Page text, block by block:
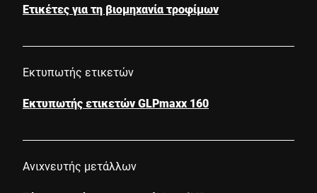
Ετικέτες για τη βιομηχανία τροφίμων
Εκτυπωτής ετικετών
Εκτυπωτής ετικετών GLPmaxx 160
Ανιχνευτής μετάλλων